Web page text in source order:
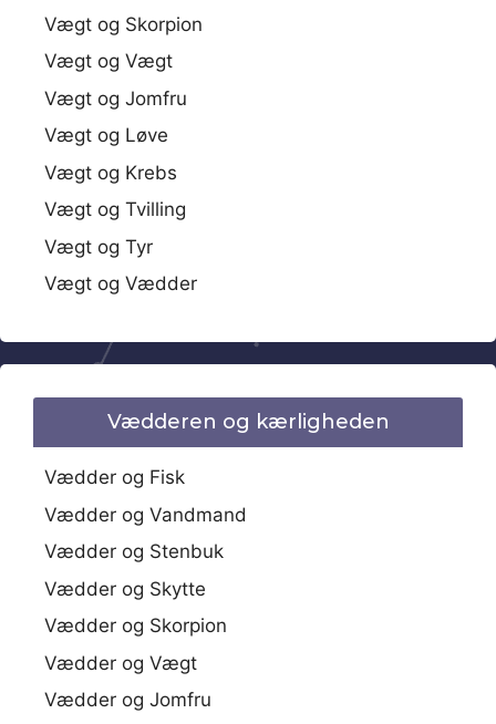
Vægt og Skorpion
Vægt og Vægt
Vægt og Jomfru
Vægt og Løve
Vægt og Krebs
Vægt og Tvilling
Vægt og Tyr
Vægt og Vædder
Vædderen og kærligheden
Vædder og Fisk
Vædder og Vandmand
Vædder og Stenbuk
Vædder og Skytte
Vædder og Skorpion
Vædder og Vægt
Vædder og Jomfru